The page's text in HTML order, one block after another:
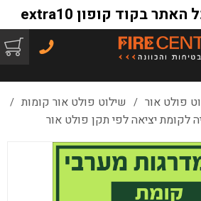
פולט אור / שילוט פולט אור קומות /
יציאה לפי תקן פולט אור